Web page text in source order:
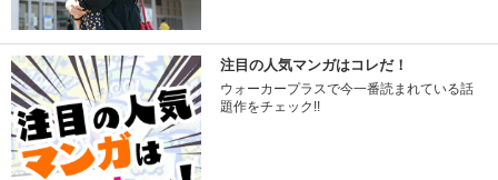
注目の人気マンガはコレだ！
ウォーカープラスで今一番読まれている話
題作をチェック!!